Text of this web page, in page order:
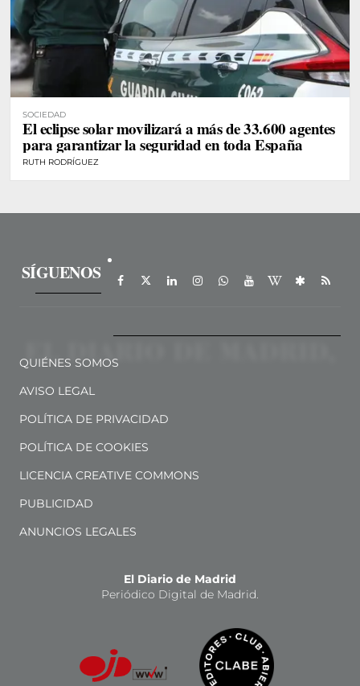
SOCIEDAD
El eclipse solar movilizará a más de 33.600 agentes
para garantizar la seguridad en toda España
RUTH RODRÍGUEZ
SÍGUENOS
QUIÉNES SOMOS
AVISO LEGAL
POLÍTICA DE PRIVACIDAD
POLÍTICA DE COOKIES
LICENCIA CREATIVE COMMONS
PUBLICIDAD
ANUNCIOS LEGALES
El Diario de Madrid
Periódico Digital de Madrid.